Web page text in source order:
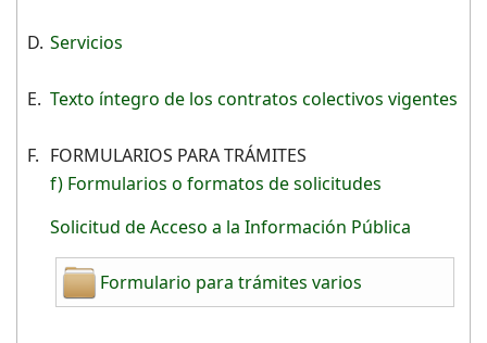
D. Servicios
E. Texto íntegro de los contratos colectivos vigentes
F. FORMULARIOS PARA TRÁMITES
f) Formularios o formatos de solicitudes
Solicitud de Acceso a la Información Pública
Formulario para trámites varios